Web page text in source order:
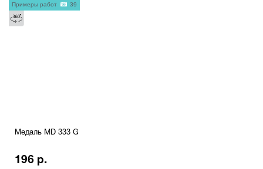
Медаль MD 333 G
196 р.
Примеры работ 39